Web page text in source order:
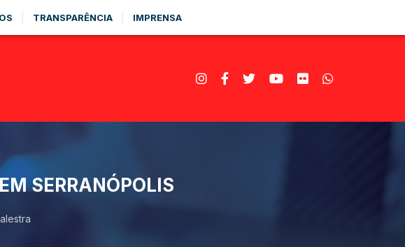
TRANSPARÊNCIA IMPRENSA
SERRANÓPOLIS